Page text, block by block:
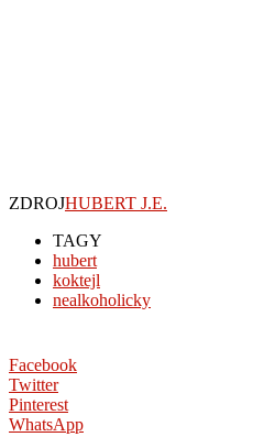
ZDROJHUBERT J.E.
TAGY
hubert
koktejl
nealkoholicky
Facebook
Twitter
Pinterest
WhatsApp